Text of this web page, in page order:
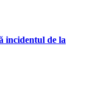
incidentul de la